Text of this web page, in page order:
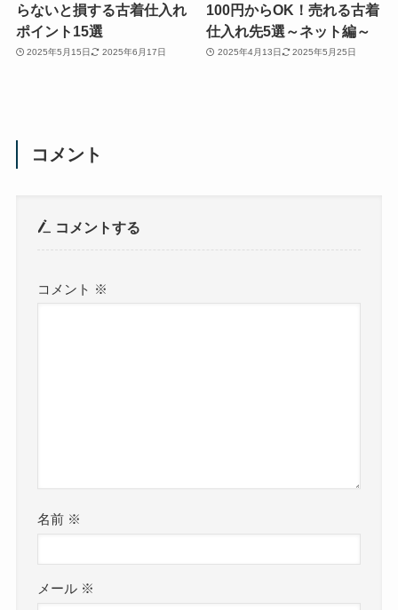
らないと損する古着仕入れ
ポイント15選
2025年5月15日 2025年6月17日
100円からOK！売れる古着
仕入れ先5選～ネット編～
2025年4月13日 2025年5月25日
コメント
コメントする
コメント ※
名前 ※
メール ※